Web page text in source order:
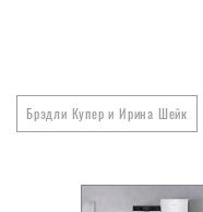
Брэдли Купер и Ирина Шейк